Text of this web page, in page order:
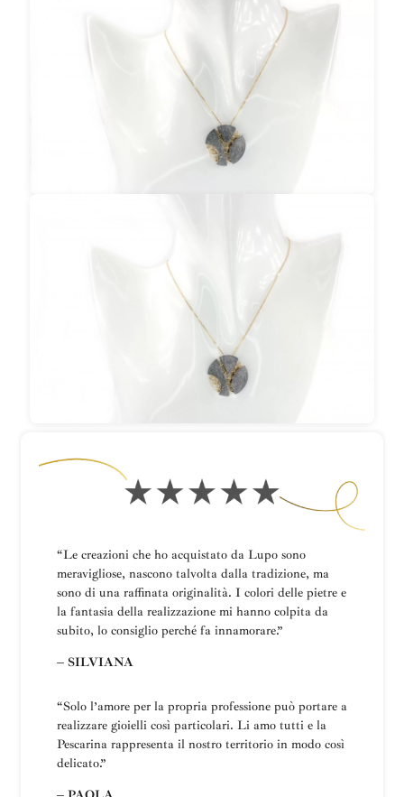
“Le creazioni che ho acquistato da Lupo sono
meravigliose, nascono talvolta dalla tradizione, ma
sono di una raffinata originalità. I colori delle pietre e
la fantasia della realizzazione mi hanno colpita da
subito, lo consiglio perché fa innamorare.”
– SILVIANA
“Solo l’amore per la propria professione può portare a
realizzare gioielli così particolari. Li amo tutti e la
Pescarina rappresenta il nostro territorio in modo così
delicato.”